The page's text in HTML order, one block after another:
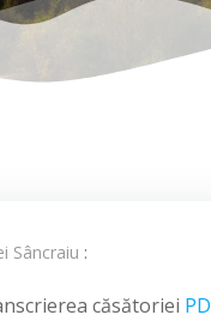
Sâncraiu :
căsătoriei